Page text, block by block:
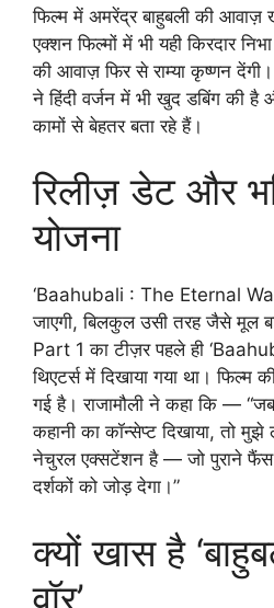
फिल्म में अमरेंद्र बाहुबली की आवाज़
एक्शन फिल्मों में भी यही किरदार
की आवाज़ फिर से राम्या कृष्णन
ने हिंदी वर्जन में भी खुद डबिंग की
कामों से बेहतर बता रहे हैं।
रिलीज़ डेट और
योजना
‘Baahubali : The Eternal
जाएगी, बिलकुल उसी तरह जैसे मूल
Part 1 का टीज़र पहले ही
थिएटर्स में दिखाया गया था।
गई है। राजामौली ने कहा कि —
कहानी का कॉन्सेप्ट दिखाया, तो मुझे
नेचुरल एक्सटेंशन है — जो पुराने फैंस
दर्शकों को जोड़ देगा।”
क्यों खास है
वॉर’